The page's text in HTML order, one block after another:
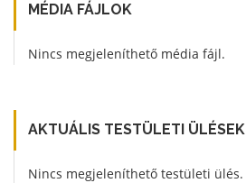
MÉDIA FÁJLOK
Nincs megjeleníthető média fájl.
AKTUÁLIS TESTÜLETI ÜLÉSEK
Nincs megjeleníthető testületi ülés.